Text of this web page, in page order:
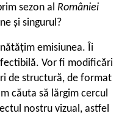
sezon al României
și singurul?
emisiunea. Îi
Vor fi modificări
de structură, de format
căuta să lărgim cercul
nostru vizual, astfel